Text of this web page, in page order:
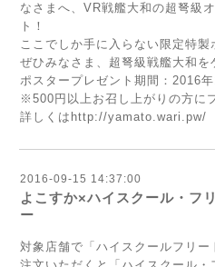
なさまへ、VR戦艦大和の超弩級
ト！
ここでしか手に入らない限定特製
ぜひみなさま、超弩級戦艦大和を
ポスタープレゼント期間：2016
※500円以上お召し上がりの方に
詳しくは http://yamato.wari.pw/
2016-09-15 14:37:00
よこすか×ハイスクール・フ
ー
対象店舗で「ハイスクールフリ